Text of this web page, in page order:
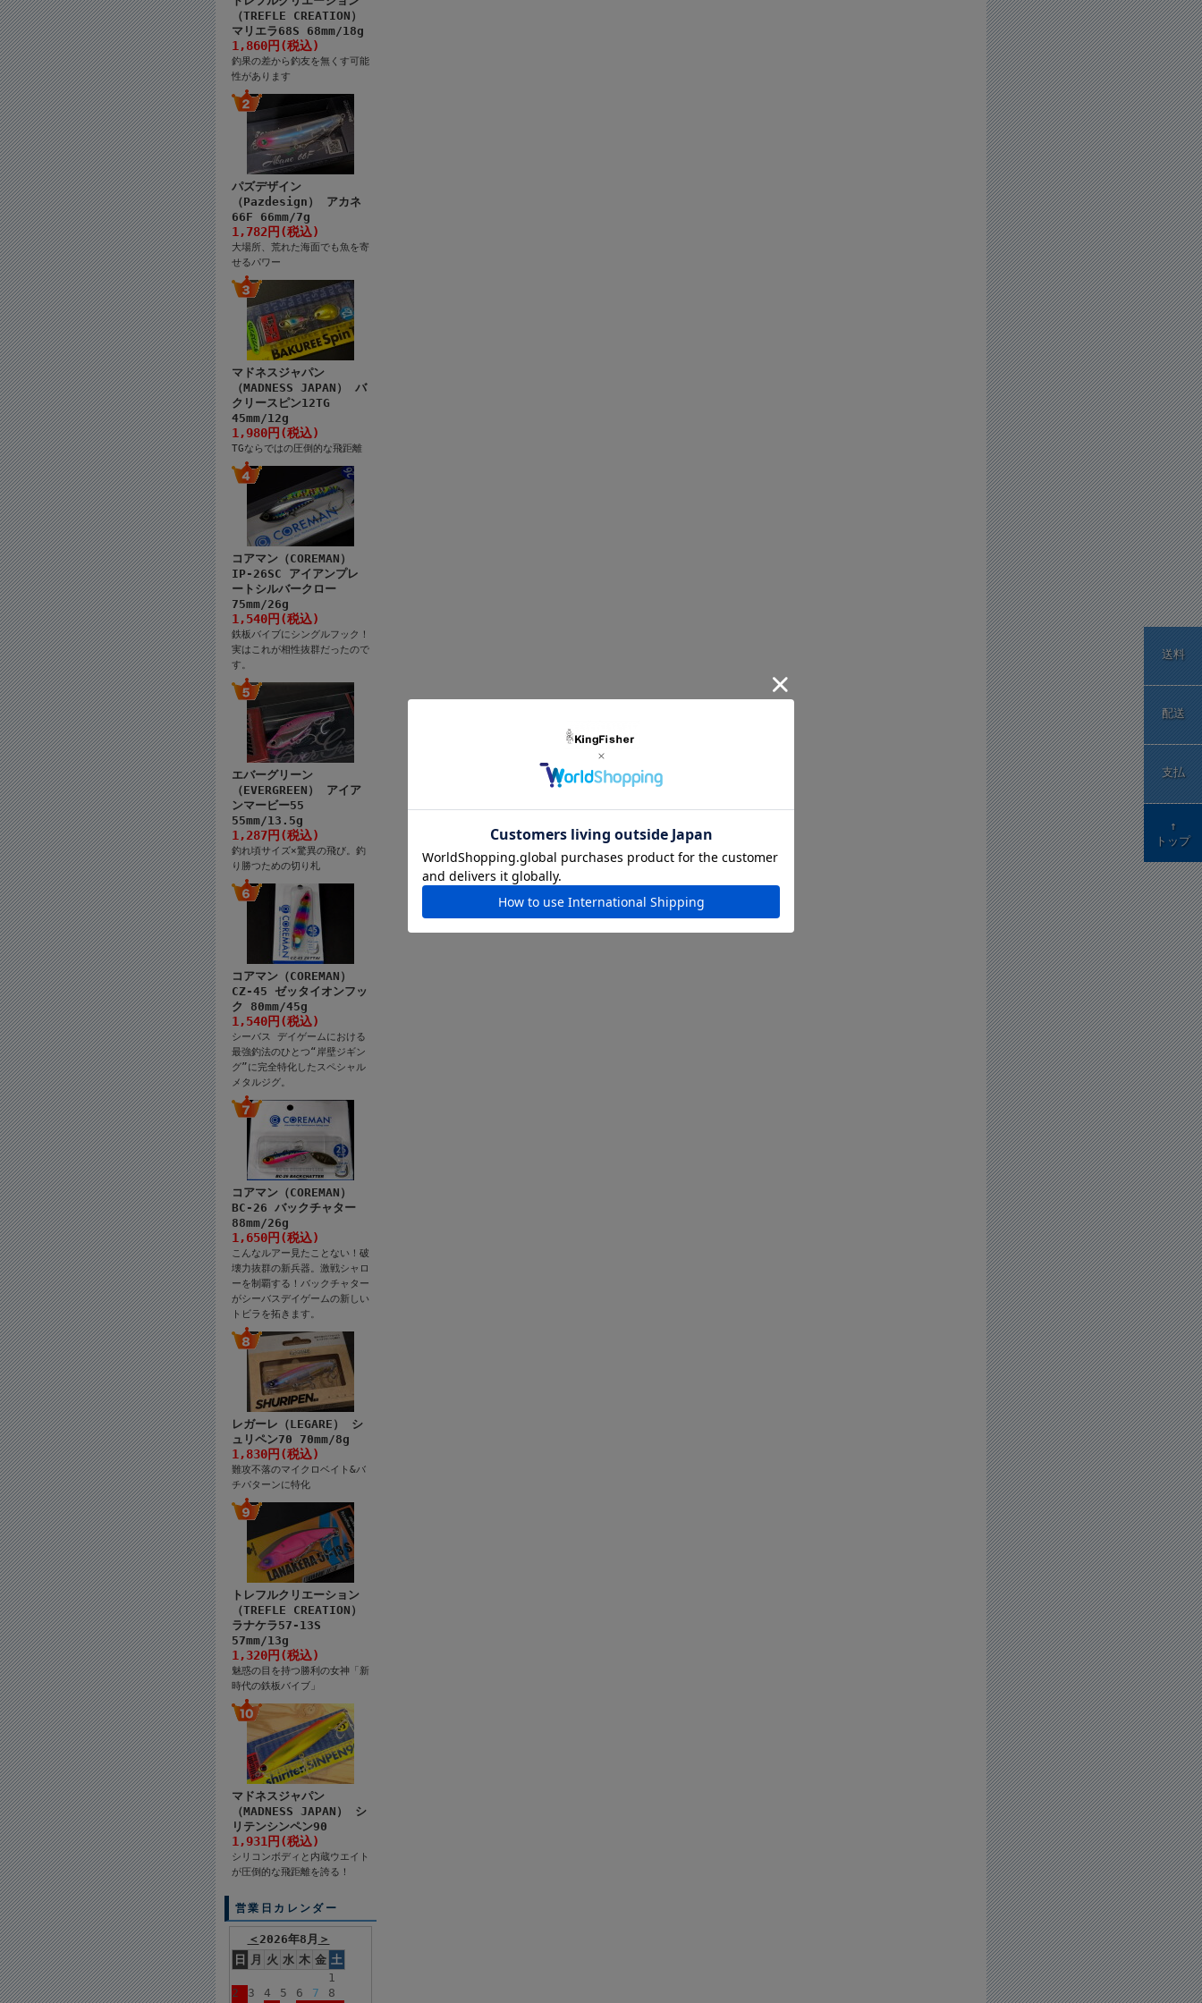
（TREFLE CREATION）
マリエラ68S 68mm/18g
1,860円(税込)
釣果の差から釣友を無くす可能
性があります
パズデザイン
（Pazdesign） アカネ
66F 66mm/7g
1,782円(税込)
大場所、荒れた海面でも魚を寄
せるパワー
マドネスジャパン
（MADNESS JAPAN） バ
クリースピン12TG
45mm/12g
1,980円(税込)
TGならではの圧倒的な飛距離
コアマン（COREMAN）
IP-26SC アイアンプレ
ートシルバークロー
75mm/26g
1,540円(税込)
鉄板バイブにシングルフック！
実はこれが相性抜群だったので
す。
エバーグリーン
（EVERGREEN） アイア
ンマービー55
55mm/13.5g
1,287円(税込)
釣れ頃サイズ×驚異の飛び。釣
り勝つための切り札
コアマン（COREMAN）
CZ-45 ゼッタイオンフッ
ク 80mm/45g
1,540円(税込)
シーバス デイゲームにおける
最強釣法のひとつ“岸壁ジギン
グ”に完全特化したスペシャル
メタルジグ。
コアマン（COREMAN）
BC-26 バックチャター
88mm/26g
1,650円(税込)
こんなルアー見たことない！破
壊力抜群の新兵器。激戦シャロ
ーを制覇する！バックチャター
がシーバスデイゲームの新しい
トビラを拓きます。
レガーレ（LEGARE） シ
ュリペン70 70mm/8g
1,830円(税込)
難攻不落のマイクロベイト&バ
チパターンに特化
トレフルクリエーション
（TREFLE CREATION）
ラナケラ57-13S
57mm/13g
1,320円(税込)
魅惑の目を持つ勝利の女神「新
時代の鉄板バイブ」
マドネスジャパン
（MADNESS JAPAN） シ
リテンシンペン90
1,931円(税込)
シリコンボディと内蔵ウエイト
が圧倒的な飛距離を誇る！
営業日カレンダー
＜ 2026年8月 ＞
日
月 火 水 木 金 土
1
2
3 4 5 6 7
8
送料
配送
支払
↑
トップ